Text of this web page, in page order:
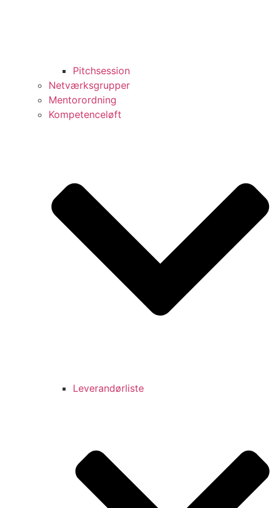
Pitchsession
Netværksgrupper
Mentorordning
Kompetenceløft
Leverandørliste